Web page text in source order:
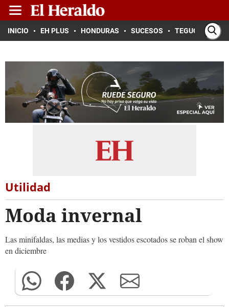
INICIO EH PLUS HONDURAS SUCESOS TEGUCIGALPA
Utilidad
Moda invernal
Las minifaldas, las medias y los vestidos escotados se roban el show
en diciembre